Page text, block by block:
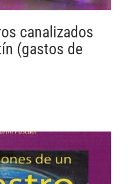
canalizados
(gastos de